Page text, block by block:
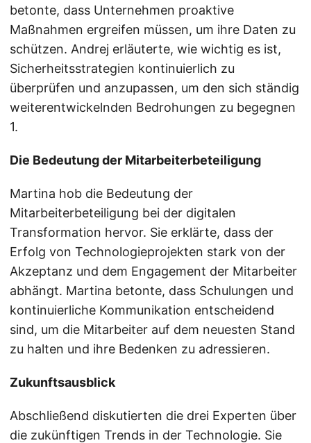
betonte, dass Unternehmen proaktive
Maßnahmen ergreifen müssen, um ihre Daten zu
schützen. Andrej erläuterte, wie wichtig es ist,
Sicherheitsstrategien kontinuierlich zu
überprüfen und anzupassen, um den sich ständig
weiterentwickelnden Bedrohungen zu begegnen
1.
Die Bedeutung der Mitarbeiterbeteiligung
Martina hob die Bedeutung der
Mitarbeiterbeteiligung bei der digitalen
Transformation hervor. Sie erklärte, dass der
Erfolg von Technologieprojekten stark von der
Akzeptanz und dem Engagement der Mitarbeiter
abhängt. Martina betonte, dass Schulungen und
kontinuierliche Kommunikation entscheidend
sind, um die Mitarbeiter auf dem neuesten Stand
zu halten und ihre Bedenken zu adressieren.
Zukunftsausblick
Abschließend diskutierten die drei Experten über
die zukünftigen Trends in der Technologie. Sie